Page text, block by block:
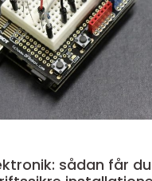
sådan får du